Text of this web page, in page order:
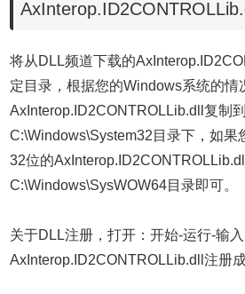
将从DLL频道下载的
定目录，根据您的Windows系统的情
AxInterop.ID2CONTROLLib.dll复制到
C:\Windows\System32目录下，如果
32位的
C:\Windows\SysWOW64目录即可。
关于DLL注册，打开：开始-运行-输
AxInterop.ID2CONTROLLib.dll注册成